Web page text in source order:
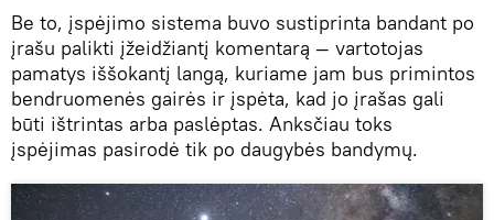
Be to, įspėjimo sistema buvo sustiprinta bandant po
įrašu palikti įžeidžiantį komentarą — vartotojas
pamatys iššokantį langą, kuriame jam bus primintos
bendruomenės gairės ir įspėta, kad jo įrašas gali
būti ištrintas arba paslėptas. Anksčiau toks
įspėjimas pasirodė tik po daugybės bandymų.